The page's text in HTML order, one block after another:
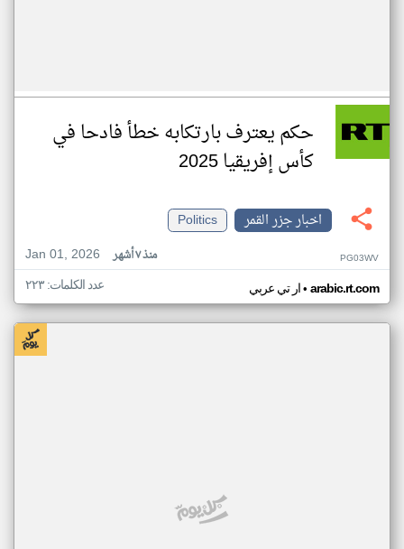
حكم يعترف بارتكابه خطأ فادحا في
كأس إفريقيا 2025
اخبار جزر القمر
Politics
Jan 01, 2026
منذ ٧ أشهر PG03WV
ار تي عربي• arabic.rt.com عدد الكلمات: ٢٢٣